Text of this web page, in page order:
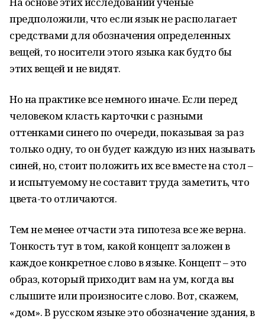
предположили, что если язык не располагает
средствами для обозначения определенных
вещей, то носители этого языка как будто бы
этих вещей и не видят.
Но на практике все немного иначе. Если перед
человеком класть карточки с разными
оттенками синего по очереди, показывая за раз
только одну, то он будет каждую из них называть
синей, но, стоит положить их все вместе на стол –
и испытуемому не составит труда заметить, что
цвета-то отличаются.
Тем не менее отчасти эта гипотеза все же верна.
Тонкость тут в том, какой концепт заложен в
каждое конкретное слово в языке. Концепт – это
образ, который приходит вам на ум, когда вы
слышите или произносите слово. Вот, скажем,
«дом». В русском языке это обозначение здания, в